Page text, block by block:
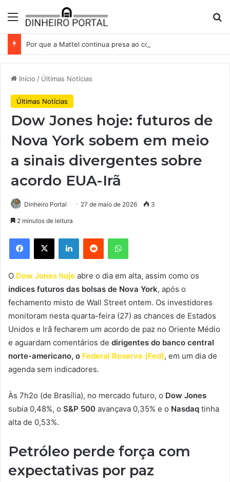
Menu
Início / Últimas Notícias
Últimas Notícias
Dow Jones hoje: futuros de
Nova York sobem em meio
a sinais divergentes sobre
acordo EUA-Irã
Dinheiro Portal 27 de maio de 2026 3
2 minutos de leitura
Facebook
X LinkedinReddit WhatsApp
O Dow Jones hoje abre o dia em alta, assim como os
índices futuros das bolsas de Nova York, após o
fechamento misto de Wall Street ontem. Os investidores
monitoram nesta quarta-feira (27) as chances de Estados
Unidos e Irã fecharem um acordo de paz no Oriente Médio
e aguardam comentários de dirigentes do banco central
norte-americano, o Federal Reserve (Fed), em um dia de
agenda sem indicadores.
Às 7h2o (de Brasília), no mercado futuro, o Dow Jones
subia 0,48%, o S&P 500 avançava 0,35% e o Nasdaq tinha
alta de 0,53%.
Petróleo perde força com
expectativas por paz